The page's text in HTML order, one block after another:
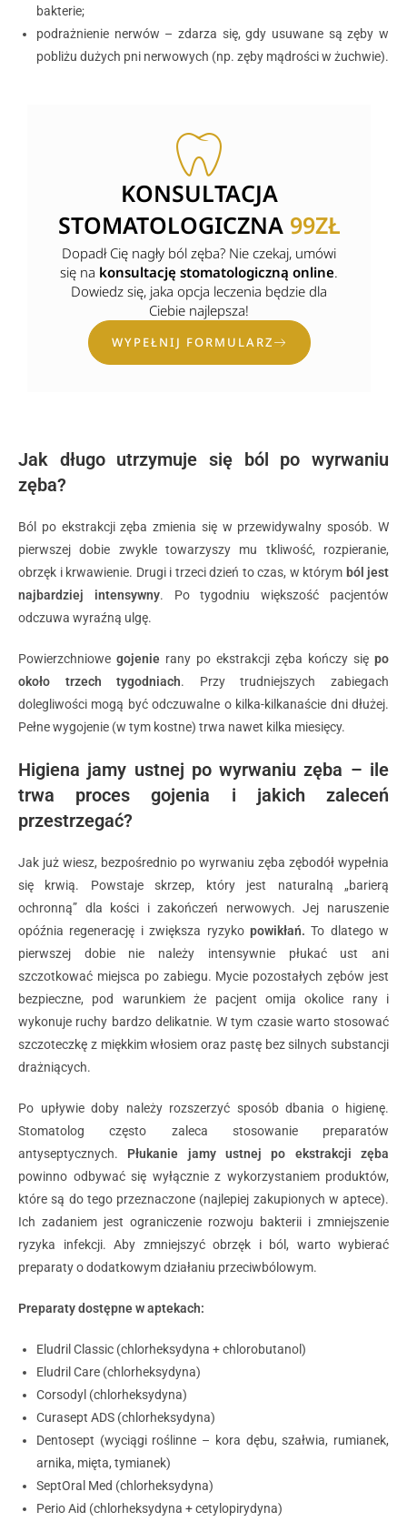
bakterie;
podrażnienie nerwów – zdarza się, gdy usuwane są zęby w
pobliżu dużych pni nerwowych (np. zęby mądrości w żuchwie).
KONSULTACJA
STOMATOLOGICZNA 99ZŁ
Dopadł Cię nagły ból zęba? Nie czekaj, umówi
się na konsultację stomatologiczną online.
Dowiedz się, jaka opcja leczenia będzie dla
Ciebie najlepsza!
WYPEŁNIJ FORMULARZ
Jak długo utrzymuje się ból po wyrwaniu
zęba?
Ból po ekstrakcji zęba zmienia się w przewidywalny sposób. W
pierwszej dobie zwykle towarzyszy mu tkliwość, rozpieranie,
obrzęk i krwawienie. Drugi i trzeci dzień to czas, w którym ból jest
najbardziej intensywny. Po tygodniu większość pacjentów
odczuwa wyraźną ulgę.
Powierzchniowe gojenie rany po ekstrakcji zęba kończy się po
około trzech tygodniach. Przy trudniejszych zabiegach
dolegliwości mogą być odczuwalne o kilka-kilkanaście dni dłużej.
Pełne wygojenie (w tym kostne) trwa nawet kilka miesięcy.
Higiena jamy ustnej po wyrwaniu zęba – ile
trwa proces gojenia i jakich zaleceń
przestrzegać?
Jak już wiesz, bezpośrednio po wyrwaniu zęba zębodół wypełnia
się krwią. Powstaje skrzep, który jest naturalną „barierą
ochronną” dla kości i zakończeń nerwowych. Jej naruszenie
opóźnia regenerację i zwiększa ryzyko powikłań. To dlatego w
pierwszej dobie nie należy intensywnie płukać ust ani
szczotkować miejsca po zabiegu. Mycie pozostałych zębów jest
bezpieczne, pod warunkiem że pacjent omija okolice rany i
wykonuje ruchy bardzo delikatnie. W tym czasie warto stosować
szczoteczkę z miękkim włosiem oraz pastę bez silnych substancji
drażniących.
Po upływie doby należy rozszerzyć sposób dbania o higienę.
Stomatolog często zaleca stosowanie preparatów
antyseptycznych. Płukanie jamy ustnej po ekstrakcji zęba
powinno odbywać się wyłącznie z wykorzystaniem produktów,
które są do tego przeznaczone (najlepiej zakupionych w aptece).
Ich zadaniem jest ograniczenie rozwoju bakterii i zmniejszenie
ryzyka infekcji. Aby zmniejszyć obrzęk i ból, warto wybierać
preparaty o dodatkowym działaniu przeciwbólowym.
Preparaty dostępne w aptekach:
Eludril Classic (chlorheksydyna + chlorobutanol)
Eludril Care (chlorheksydyna)
Corsodyl (chlorheksydyna)
Curasept ADS (chlorheksydyna)
Dentosept (wyciągi roślinne – kora dębu, szałwia, rumianek,
arnika, mięta, tymianek)
SeptOral Med (chlorheksydyna)
Perio Aid (chlorheksydyna + cetylopirydyna)